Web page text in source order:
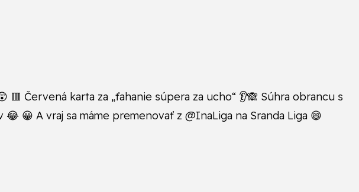
Červená karta za „ťahanie súpera za ucho“ 👂🙈 Súhra obrancu s
😀 A vraj sa máme premenovať z @InaLiga na Sranda Liga 😄